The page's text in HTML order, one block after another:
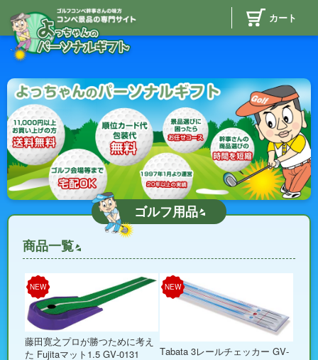
カート
ゴルフ用品
商品一覧
NEW
藤田寛之プロが勝つために考え
た Fujitaマット1.5 GV-0131
NEW
Tabata 3レールチェッカー GV-